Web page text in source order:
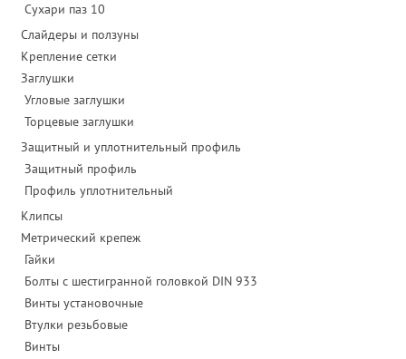
Сухари паз 10
Слайдеры и ползуны
Крепление сетки
Заглушки
Угловые заглушки
Торцевые заглушки
Защитный и уплотнительный профиль
Защитный профиль
Профиль уплотнительный
Клипсы
Метрический крепеж
Гайки
Болты с шестигранной головкой DIN 933
Винты установочные
Втулки резьбовые
Винты